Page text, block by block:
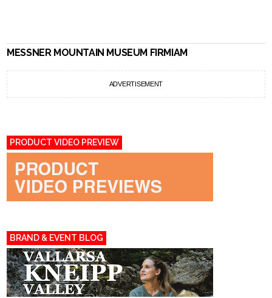
MESSNER MOUNTAIN MUSEUM FIRMIAM
ADVERTISEMENT
PRODUCT VIDEO PREVIEW
BRAND & EVENT BLOG